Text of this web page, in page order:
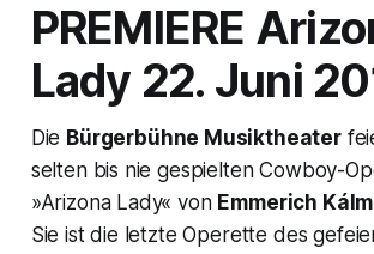
PREMIERE
Lady 22. Juni
Die Bürgerbühne Musiktheater
selten bis nie gespielten Cowboy-
»Arizona Lady« von Emmerich
Sie ist die letzte Operette des